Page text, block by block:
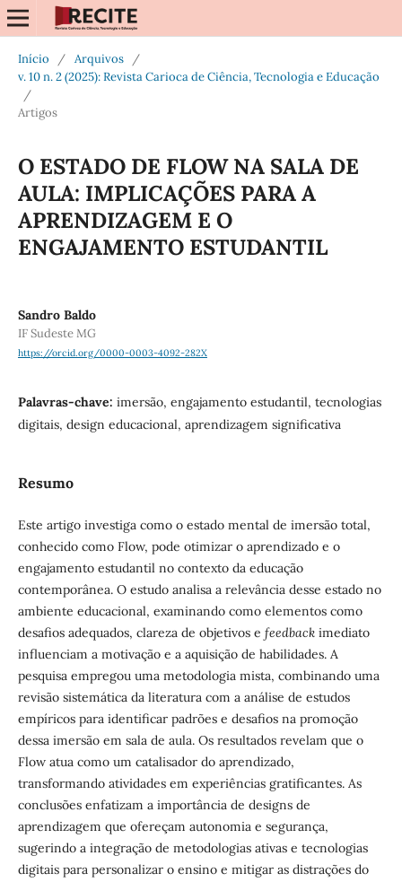
Início / Arquivos
/
v. 10 n. 2 (2025): Revista Carioca de Ciência, Tecnologia e Educação
/
Artigos
O ESTADO DE FLOW NA SALA DE
AULA: IMPLICAÇÕES PARA A
APRENDIZAGEM E O
ENGAJAMENTO ESTUDANTIL
Sandro Baldo
IF Sudeste MG
https://orcid.org/0000-0003-4092-282X
Palavras-chave: imersão, engajamento estudantil, tecnologias
digitais, design educacional, aprendizagem significativa
Resumo
Este artigo investiga como o estado mental de imersão total,
conhecido como Flow, pode otimizar o aprendizado e o
engajamento estudantil no contexto da educação
contemporânea. O estudo analisa a relevância desse estado no
ambiente educacional, examinando como elementos como
desafios adequados, clareza de objetivos e feedbackimediato
influenciam a motivação e a aquisição de habilidades. A
pesquisa empregou uma metodologia mista, combinando uma
revisão sistemática da literatura com a análise de estudos
empíricos para identificar padrões e desafios na promoção
dessa imersão em sala de aula. Os resultados revelam que o
Flow atua como um catalisador do aprendizado,
transformando atividades em experiências gratificantes. As
conclusões enfatizam a importância de designs de
aprendizagem que ofereçam autonomia e segurança,
sugerindo a integração de metodologias ativas e tecnologias
digitais para personalizar o ensino e mitigar as distrações do